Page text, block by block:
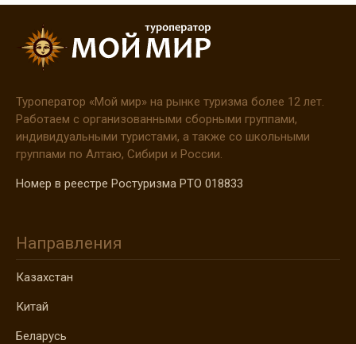
Туроператор «Мой мир» на рынке туризма более 12 лет.
Работаем с организованными сборными группами,
индивидуальными туристами, а также со школьными
группами по Алтаю, Сибири и России.
Номер в реестре Ростуризма РТО 018833
Направления
Казахстан
Китай
Беларусь